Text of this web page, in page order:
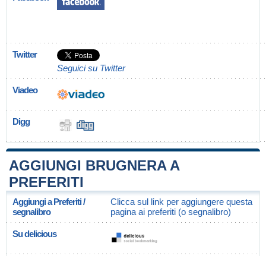
Twitter
Seguici su Twitter
Viadeo
Digg
AGGIUNGI BRUGNERA A
PREFERITI
Aggiungi a Preferiti /
segnalibro
Clicca sul link per aggiungere questa
pagina ai preferiti (o segnalibro)
Su delicious